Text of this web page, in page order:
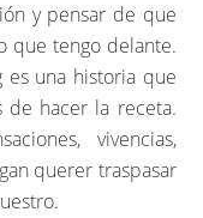
y pensar de que
que tengo delante.
una historia que
de hacer la receta.
vivencias,
querer traspasar